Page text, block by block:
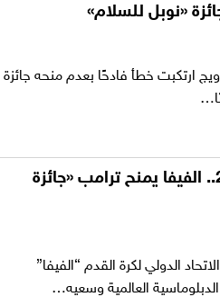
«نوبل للسلام»
ارتكبت خطأ فادحًا بعدم منحه جائزة
خلال حفل قرعة كأس العالم 2026.. الفيفا يمنح ترامب «جائزة
الدولي لكرة القدم “الفيفا”
العالمية وسعيه…